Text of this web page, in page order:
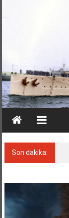
Son dakika: